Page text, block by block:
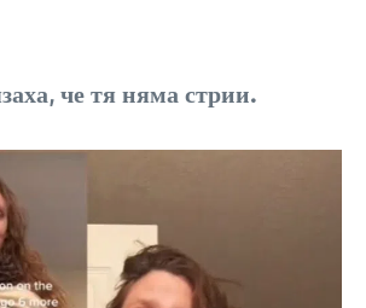
че тя няма стрии.